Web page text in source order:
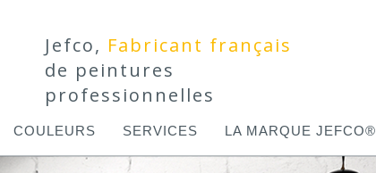
Jefco, Fabricant français
de peintures
professionnelles
COULEURS SERVICES LA MARQUE JEFCO®